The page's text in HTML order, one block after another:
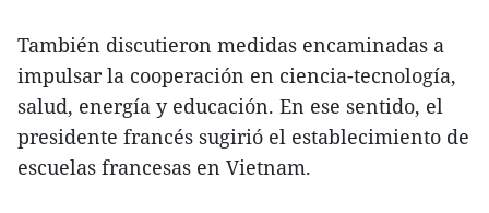
También discutieron medidas encaminadas a
impulsar la cooperación en ciencia-tecnología,
salud, energía y educación. En ese sentido, el
presidente francés sugirió el establecimiento de
escuelas francesas en Vietnam.